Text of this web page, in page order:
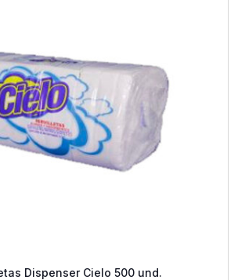
Dispenser Cielo 500 und.